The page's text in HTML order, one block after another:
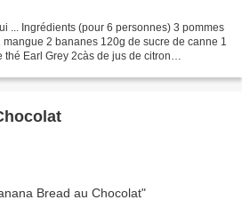
... Ingrédients (pour 6 personnes) 3 pommes
2 bananes 120g de sucre de canne 1
Earl Grey 2càs de jus de citron